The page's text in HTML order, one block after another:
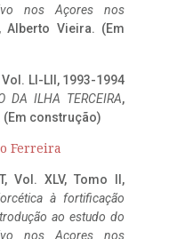
nos Açores nos
Alberto Vieira. (Em
LI-LII, 1993-1994
DA ILHA TERCEIRA,
construção)
Ferreira
Vol. XLV, Tomo II,
à fortificação
ao estudo do
nos Açores nos